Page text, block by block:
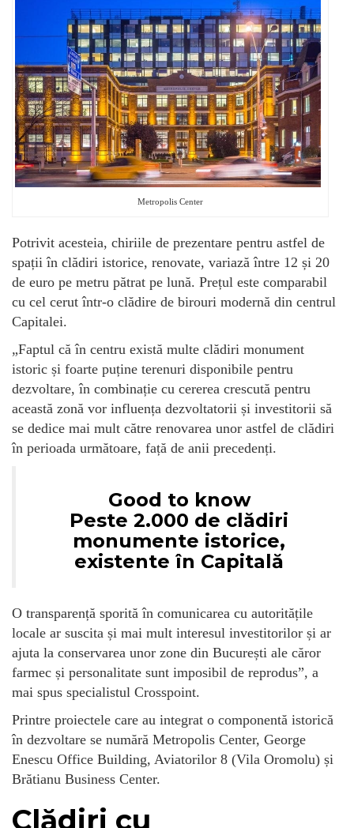
Metropolis Center
Potrivit acesteia, chiriile de prezentare pentru astfel de
spații în clădiri istorice, renovate, variază între 12 și 20
de euro pe metru pătrat pe lună. Prețul este comparabil
cu cel cerut într-o clădire de birouri modernă din centrul
Capitalei.
„Faptul că în centru există multe clădiri monument
istoric și foarte puține terenuri disponibile pentru
dezvoltare, în combinație cu cererea crescută pentru
această zonă vor influența dezvoltatorii și investitorii să
se dedice mai mult către renovarea unor astfel de clădiri
în perioada următoare, față de anii precedenți.
Good to know
Peste 2.000 de clădiri
monumente istorice,
existente în Capitală
O transparență sporită în comunicarea cu autoritățile
locale ar suscita și mai mult interesul investitorilor și ar
ajuta la conservarea unor zone din București ale căror
farmec și personalitate sunt imposibil de reprodus”, a
mai spus specialistul Crosspoint.
Printre proiectele care au integrat o componentă istorică
în dezvoltare se numără Metropolis Center, George
Enescu Office Building, Aviatorilor 8 (Vila Oromolu) și
Brătianu Business Center.
Clădiri cu